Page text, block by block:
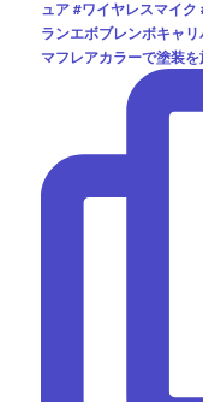
ランエボブレンボキャ
マフレアカラーで塗装